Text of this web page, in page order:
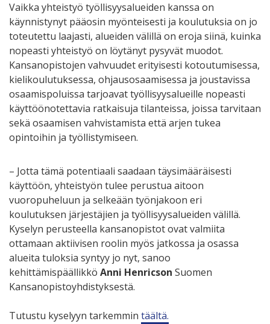
Vaikka yhteistyö työllisyysalueiden kanssa on
käynnistynyt pääosin myönteisesti ja koulutuksia on jo
toteutettu laajasti, alueiden välillä on eroja siinä, kuinka
nopeasti yhteistyö on löytänyt pysyvät muodot.
Kansanopistojen vahvuudet erityisesti kotoutumisessa,
kielikoulutuksessa, ohjausosaamisessa ja joustavissa
osaamispoluissa tarjoavat työllisyysalueille nopeasti
käyttöönotettavia ratkaisuja tilanteissa, joissa tarvitaan
sekä osaamisen vahvistamista että arjen tukea
opintoihin ja työllistymiseen.
– Jotta tämä potentiaali saadaan täysimääräisesti
käyttöön, yhteistyön tulee perustua aitoon
vuoropuheluun ja selkeään työnjakoon eri
koulutuksen järjestäjien ja työllisyysalueiden välillä.
Kyselyn perusteella kansanopistot ovat valmiita
ottamaan aktiivisen roolin myös jatkossa ja osassa
alueita tuloksia syntyy jo nyt, sanoo
kehittämispäällikkö Anni Henricson Suomen
Kansanopistoyhdistyksestä.
Tutustu kyselyyn tarkemmin täältä.